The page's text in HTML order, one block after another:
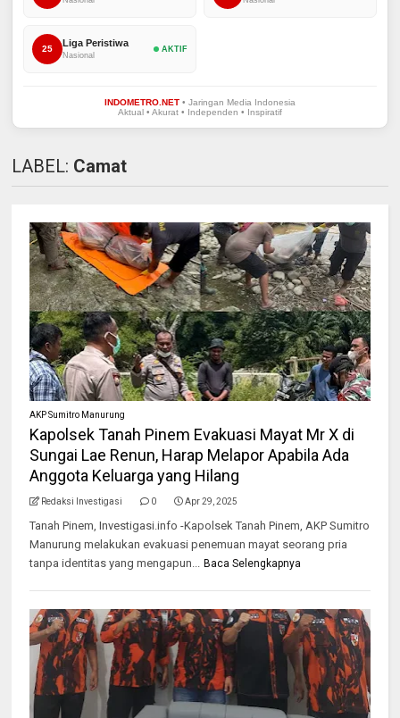
25
Liga Peristiwa
Nasional
AKTIF
INDOMETRO.NET• Jaringan Media Indonesia
Aktual • Akurat • Independen • Inspiratif
LABEL: Camat
AKP Sumitro Manurung
Kapolsek Tanah Pinem Evakuasi Mayat Mr X di
Sungai Lae Renun, Harap Melapor Apabila Ada
Anggota Keluarga yang Hilang
Redaksi Investigasi 0 Apr 29, 2025
Tanah Pinem, Investigasi.info -Kapolsek Tanah Pinem, AKP Sumitro
Manurung melakukan evakuasi penemuan mayat seorang pria
tanpa identitas yang mengapun...
Baca Selengkapnya